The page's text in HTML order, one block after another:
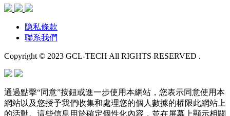
隐私條款
聯系我們
Copyright © 2023 GCL-TECH All RIGHTS RESERVED .
通過點擊“同意”按鈕或進一步使用本網站，您表示同意使用本
網站以及您授予我們收集和處理您的個人數據的權限此網站上
的活動。這些信息用於確定個性化內容，並在屏幕上顯示相關